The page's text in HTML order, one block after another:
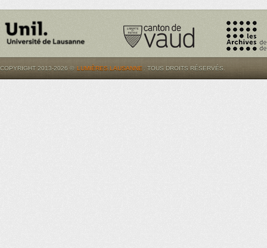
COPYRIGHT 2013-2026 © LUMIÈRES.LAUSANNE . TOUS DROITS RÉSERVÉS.